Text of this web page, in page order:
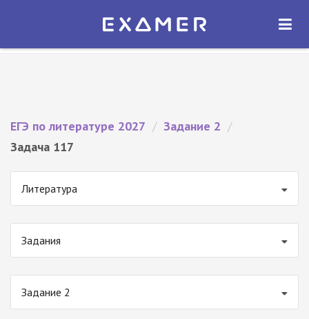
Экзамер — ЕГЭ 2027
ОТКРЫТЬ
ЕГЭ по литературе 2027 / Задание 2 /
Задача 117
Литература
Задания
Задание 2